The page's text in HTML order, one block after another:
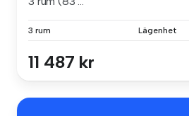
3 rum Lägenhet
11 487 kr